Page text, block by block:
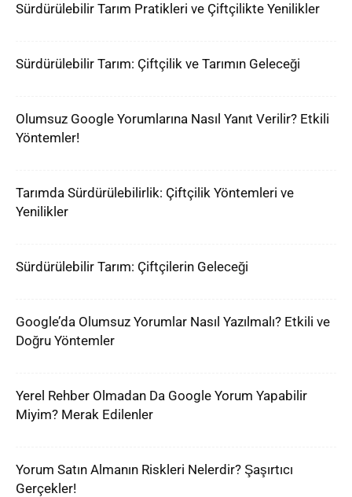
Sürdürülebilir Tarım Pratikleri ve Çiftçilikte Yenilikler
Sürdürülebilir Tarım: Çiftçilik ve Tarımın Geleceği
Olumsuz Google Yorumlarına Nasıl Yanıt Verilir? Etkili
Yöntemler!
Tarımda Sürdürülebilirlik: Çiftçilik Yöntemleri ve
Yenilikler
Sürdürülebilir Tarım: Çiftçilerin Geleceği
Google’da Olumsuz Yorumlar Nasıl Yazılmalı? Etkili ve
Doğru Yöntemler
Yerel Rehber Olmadan Da Google Yorum Yapabilir
Miyim? Merak Edilenler
Yorum Satın Almanın Riskleri Nelerdir? Şaşırtıcı
Gerçekler!